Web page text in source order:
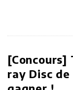
[Concours]
ray Disc